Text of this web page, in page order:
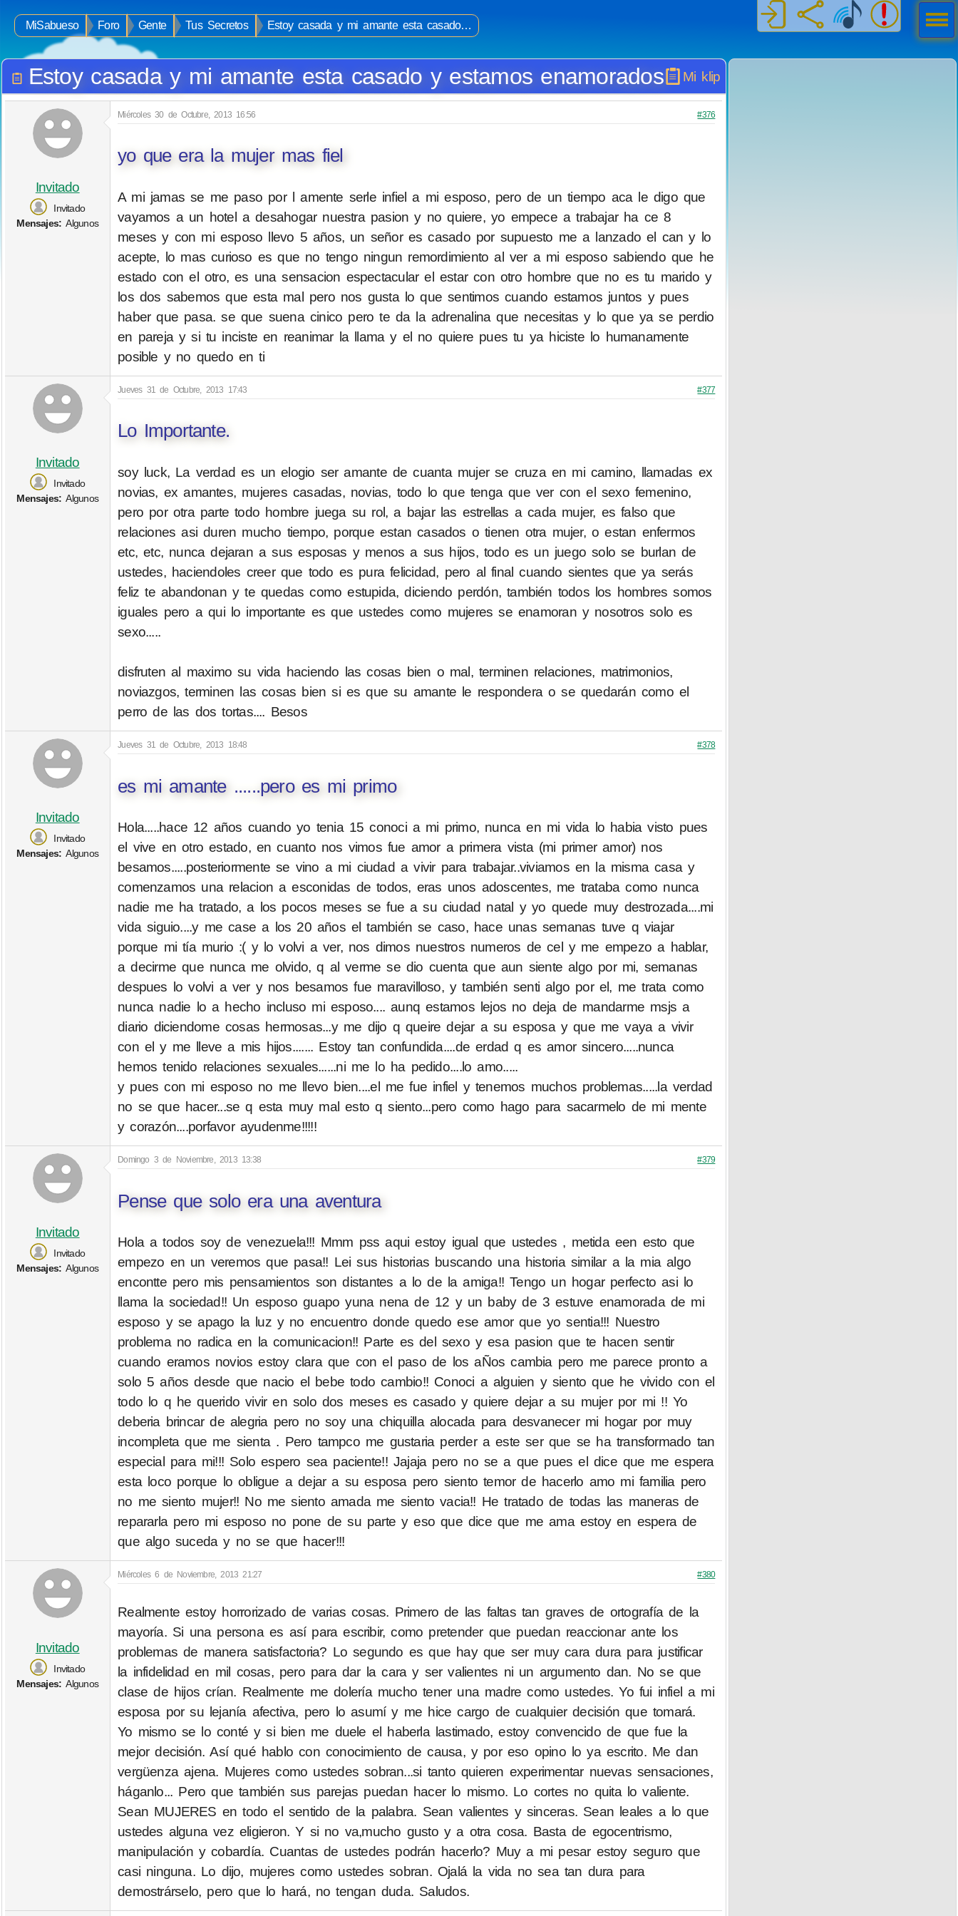
MiSabueso Foro Gente Tus Secretos Estoy casada y mi amante esta casado…
Mi klip
Estoy casada y mi amante esta casado y estamos enamorados
Invitado
Invitado
Mensajes: Algunos
Miércoles 30 de Octubre, 2013 16:56 #376
yo que era la mujer mas fiel
A mi jamas se me paso por l amente serle infiel a mi esposo, pero de un tiempo aca le digo que
vayamos a un hotel a desahogar nuestra pasion y no quiere, yo empece a trabajar ha ce 8
meses y con mi esposo llevo 5 años, un señor es casado por supuesto me a lanzado el can y lo
acepte, lo mas curioso es que no tengo ningun remordimiento al ver a mi esposo sabiendo que he
estado con el otro, es una sensacion espectacular el estar con otro hombre que no es tu marido y
los dos sabemos que esta mal pero nos gusta lo que sentimos cuando estamos juntos y pues
haber que pasa. se que suena cinico pero te da la adrenalina que necesitas y lo que ya se perdio
en pareja y si tu inciste en reanimar la llama y el no quiere pues tu ya hiciste lo humanamente
posible y no quedo en ti
Invitado
Invitado
Mensajes: Algunos
Jueves 31 de Octubre, 2013 17:43 #377
Lo Importante.
soy luck, La verdad es un elogio ser amante de cuanta mujer se cruza en mi camino, llamadas ex
novias, ex amantes, mujeres casadas, novias, todo lo que tenga que ver con el sexo femenino,
pero por otra parte todo hombre juega su rol, a bajar las estrellas a cada mujer, es falso que
relaciones asi duren mucho tiempo, porque estan casados o tienen otra mujer, o estan enfermos
etc, etc, nunca dejaran a sus esposas y menos a sus hijos, todo es un juego solo se burlan de
ustedes, haciendoles creer que todo es pura felicidad, pero al final cuando sientes que ya serás
feliz te abandonan y te quedas como estupida, diciendo perdón, también todos los hombres somos
iguales pero a qui lo importante es que ustedes como mujeres se enamoran y nosotros solo es
sexo.....
disfruten al maximo su vida haciendo las cosas bien o mal, terminen relaciones, matrimonios,
noviazgos, terminen las cosas bien si es que su amante le respondera o se quedarán como el
perro de las dos tortas.... Besos
Invitado
Invitado
Mensajes: Algunos
Jueves 31 de Octubre, 2013 18:48 #378
es mi amante ......pero es mi primo
Hola.....hace 12 años cuando yo tenia 15 conoci a mi primo, nunca en mi vida lo habia visto pues
el vive en otro estado, en cuanto nos vimos fue amor a primera vista (mi primer amor) nos
besamos.....posteriormente se vino a mi ciudad a vivir para trabajar..viviamos en la misma casa y
comenzamos una relacion a esconidas de todos, eras unos adoscentes, me trataba como nunca
nadie me ha tratado, a los pocos meses se fue a su ciudad natal y yo quede muy destrozada....mi
vida siguio....y me case a los 20 años el también se caso, hace unas semanas tuve q viajar
porque mi tía murio :( y lo volvi a ver, nos dimos nuestros numeros de cel y me empezo a hablar,
a decirme que nunca me olvido, q al verme se dio cuenta que aun siente algo por mi, semanas
despues lo volvi a ver y nos besamos fue maravilloso, y también senti algo por el, me trata como
nunca nadie lo a hecho incluso mi esposo.... aunq estamos lejos no deja de mandarme msjs a
diario diciendome cosas hermosas...y me dijo q queire dejar a su esposa y que me vaya a vivir
con el y me lleve a mis hijos....... Estoy tan confundida....de erdad q es amor sincero.....nunca
hemos tenido relaciones sexuales......ni me lo ha pedido....lo amo.....
y pues con mi esposo no me llevo bien....el me fue infiel y tenemos muchos problemas.....la verdad
no se que hacer...se q esta muy mal esto q siento...pero como hago para sacarmelo de mi mente
y corazón....porfavor ayudenme!!!!!
Invitado
Invitado
Mensajes: Algunos
Domingo 3 de Noviembre, 2013 13:38 #379
Pense que solo era una aventura
Hola a todos soy de venezuela!!! Mmm pss aqui estoy igual que ustedes , metida een esto que
empezo en un veremos que pasa!! Lei sus historias buscando una historia similar a la mia algo
encontte pero mis pensamientos son distantes a lo de la amiga!! Tengo un hogar perfecto asi lo
llama la sociedad!! Un esposo guapo yuna nena de 12 y un baby de 3 estuve enamorada de mi
esposo y se apago la luz y no encuentro donde quedo ese amor que yo sentia!!! Nuestro
problema no radica en la comunicacion!! Parte es del sexo y esa pasion que te hacen sentir
cuando eramos novios estoy clara que con el paso de los aÑos cambia pero me parece pronto a
solo 5 años desde que nacio el bebe todo cambio!! Conoci a alguien y siento que he vivido con el
todo lo q he querido vivir en solo dos meses es casado y quiere dejar a su mujer por mi !! Yo
deberia brincar de alegria pero no soy una chiquilla alocada para desvanecer mi hogar por muy
incompleta que me sienta . Pero tampco me gustaria perder a este ser que se ha transformado tan
especial para mi!!! Solo espero sea paciente!! Jajaja pero no se a que pues el dice que me espera
esta loco porque lo obligue a dejar a su esposa pero siento temor de hacerlo amo mi familia pero
no me siento mujer!! No me siento amada me siento vacia!! He tratado de todas las maneras de
repararla pero mi esposo no pone de su parte y eso que dice que me ama estoy en espera de
que algo suceda y no se que hacer!!!
Invitado
Invitado
Mensajes: Algunos
Miércoles 6 de Noviembre, 2013 21:27 #380
Realmente estoy horrorizado de varias cosas. Primero de las faltas tan graves de ortografía de la
mayoría. Si una persona es así para escribir, como pretender que puedan reaccionar ante los
problemas de manera satisfactoria? Lo segundo es que hay que ser muy cara dura para justificar
la infidelidad en mil cosas, pero para dar la cara y ser valientes ni un argumento dan. No se que
clase de hijos crían. Realmente me dolería mucho tener una madre como ustedes. Yo fui infiel a mi
esposa por su lejanía afectiva, pero lo asumí y me hice cargo de cualquier decisión que tomará.
Yo mismo se lo conté y si bien me duele el haberla lastimado, estoy convencido de que fue la
mejor decisión. Así qué hablo con conocimiento de causa, y por eso opino lo ya escrito. Me dan
vergüenza ajena. Mujeres como ustedes sobran...si tanto quieren experimentar nuevas sensaciones,
háganlo... Pero que también sus parejas puedan hacer lo mismo. Lo cortes no quita lo valiente.
Sean MUJERES en todo el sentido de la palabra. Sean valientes y sinceras. Sean leales a lo que
ustedes alguna vez eligieron. Y si no va,mucho gusto y a otra cosa. Basta de egocentrismo,
manipulación y cobardía. Cuantas de ustedes podrán hacerlo? Muy a mi pesar estoy seguro que
casi ninguna. Lo dijo, mujeres como ustedes sobran. Ojalá la vida no sea tan dura para
demostrárselo, pero que lo hará, no tengan duda. Saludos.
Men
ú